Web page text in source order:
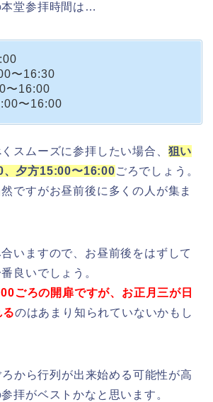
堂参拝時間は…
〜16:30
〜16:00
〜16:00
スムーズに参拝したい場合、 狙い
、夕方15:00〜16:00ごろでしょう。
ですがお昼前後に多くの人が集ま
いますので、お昼前後をはずして
良いでしょう。
ごろの開扉ですが、お正月三が日
のはあまり知られていないかもし
から行列が出来始める可能性が高
拝がベストかなと思います。